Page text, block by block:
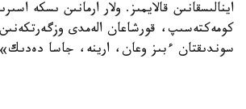
اينالىسقانىن قالايمىز. ولار ارمانىن ىسكە
كومەكتەسىپ، قورشاعان الەمدى وزگەرتكەنىن
سوندىقتان ءبىز وعان، ارينە، جاسا